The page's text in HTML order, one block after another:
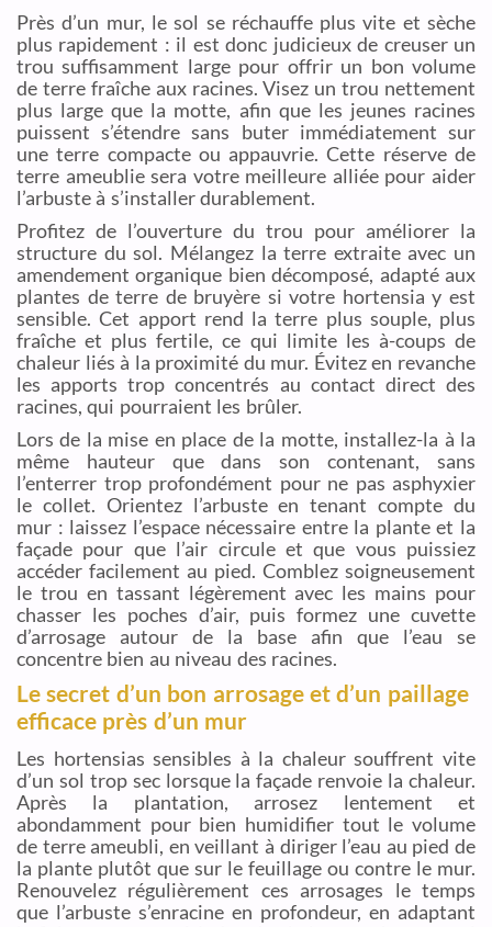
Près d’un mur, le sol se réchauffe plus vite et sèche
plus rapidement : il est donc judicieux de creuser un
trou suffisamment large pour offrir un bon volume
de terre fraîche aux racines. Visez un trou nettement
plus large que la motte, afin que les jeunes racines
puissent s’étendre sans buter immédiatement sur
une terre compacte ou appauvrie. Cette réserve de
terre ameublie sera votre meilleure alliée pour aider
l’arbuste à s’installer durablement.
Profitez de l’ouverture du trou pour améliorer la
structure du sol. Mélangez la terre extraite avec un
amendement organique bien décomposé, adapté aux
plantes de terre de bruyère si votre hortensia y est
sensible. Cet apport rend la terre plus souple, plus
fraîche et plus fertile, ce qui limite les à-coups de
chaleur liés à la proximité du mur. Évitez en revanche
les apports trop concentrés au contact direct des
racines, qui pourraient les brûler.
Lors de la mise en place de la motte, installez-la à la
même hauteur que dans son contenant, sans
l’enterrer trop profondément pour ne pas asphyxier
le collet. Orientez l’arbuste en tenant compte du
mur : laissez l’espace nécessaire entre la plante et la
façade pour que l’air circule et que vous puissiez
accéder facilement au pied. Comblez soigneusement
le trou en tassant légèrement avec les mains pour
chasser les poches d’air, puis formez une cuvette
d’arrosage autour de la base afin que l’eau se
concentre bien au niveau des racines.
Le secret d’un bon arrosage et d’un paillage
efficace près d’un mur
Les hortensias sensibles à la chaleur souffrent vite
d’un sol trop sec lorsque la façade renvoie la chaleur.
Après la plantation, arrosez lentement et
abondamment pour bien humidifier tout le volume
de terre ameubli, en veillant à diriger l’eau au pied de
la plante plutôt que sur le feuillage ou contre le mur.
Renouvelez régulièrement ces arrosages le temps
que l’arbuste s’enracine en profondeur, en adaptant